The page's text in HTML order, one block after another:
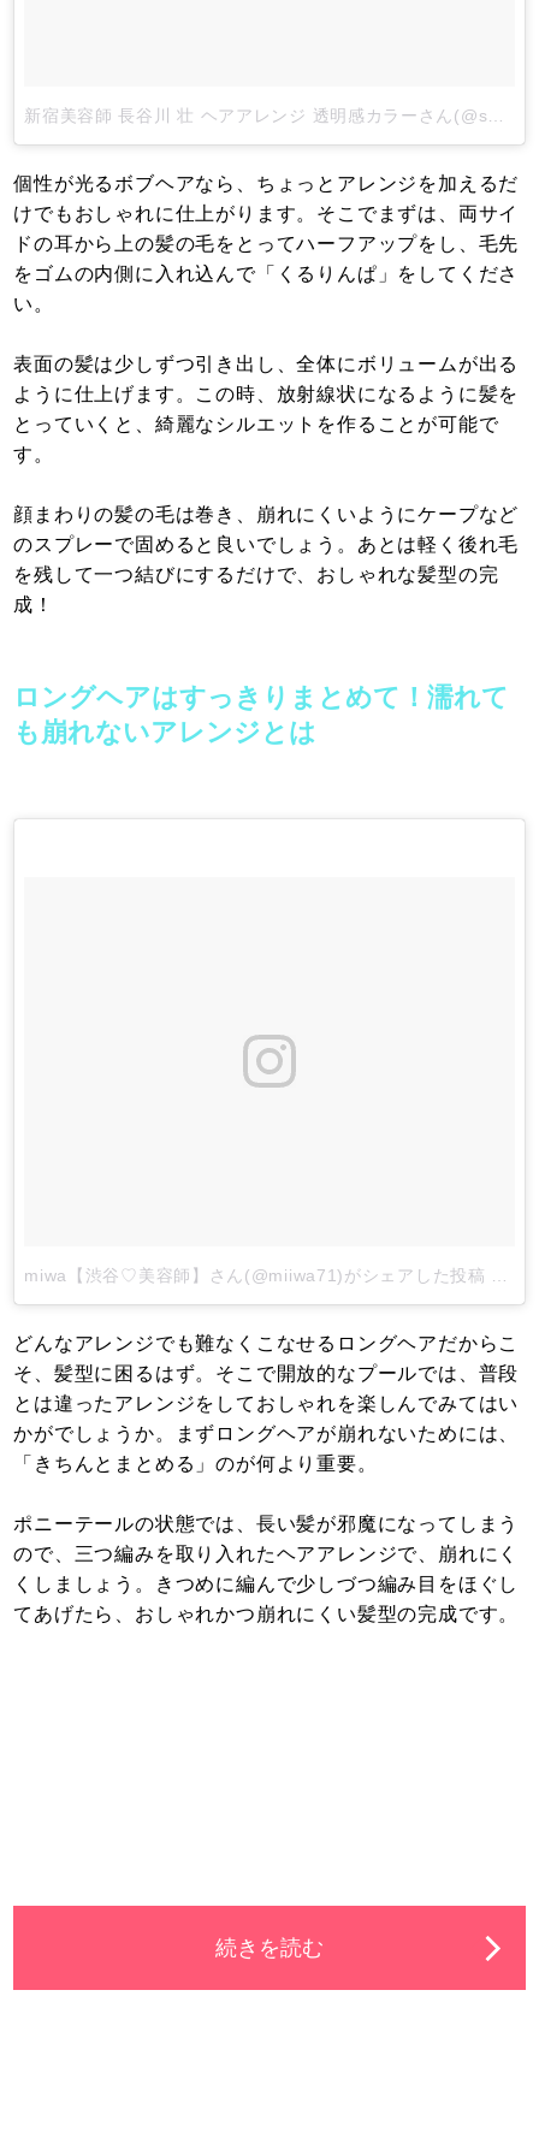
個性が光るボブヘアなら、ちょっとアレンジを加えるだ
けでもおしゃれに仕上がります。そこでまずは、両サイ
ドの耳から上の髪の毛をとってハーフアップをし、毛先
をゴムの内側に入れ込んで「くるりんぱ」をしてくださ
い。
表面の髪は少しずつ引き出し、全体にボリュームが出る
ように仕上げます。この時、放射線状になるように髪を
とっていくと、綺麗なシルエットを作ることが可能で
す。
顔まわりの髪の毛は巻き、崩れにくいようにケープなど
のスプレーで固めると良いでしょう。あとは軽く後れ毛
を残して一つ結びにするだけで、おしゃれな髪型の完
成！
ロングヘアはすっきりまとめて！濡れて
も崩れないアレンジとは
miwa【渋谷♡美容師】さん(@miiwa71)がシェアした投稿
どんなアレンジでも難なくこなせるロングヘアだからこ
そ、髪型に困るはず。そこで開放的なプールでは、普段
とは違ったアレンジをしておしゃれを楽しんでみてはい
かがでしょうか。まずロングヘアが崩れないためには、
「きちんとまとめる」のが何より重要。
ポニーテールの状態では、長い髪が邪魔になってしまう
ので、三つ編みを取り入れたヘアアレンジで、崩れにく
くしましょう。きつめに編んで少しづつ編み目をほぐし
てあげたら、おしゃれかつ崩れにくい髪型の完成です。
続きを読む